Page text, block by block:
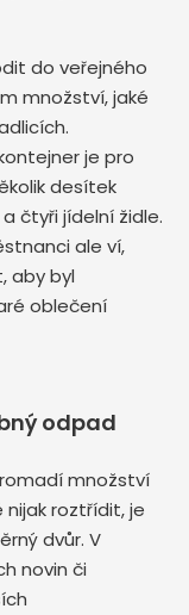
do veřejného
množství, jaké
je pro
desítek
čtyři jídelní židle.
ale ví,
aby byl
oblečení
odpad
množství
roztřídit, je
dvůr. V
novin či